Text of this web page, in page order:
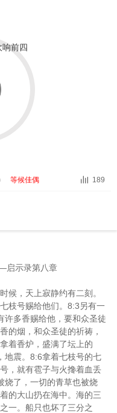
等候佳偶  189
启示录第八章
候，天上寂静约有二刻。
枝号赐给他们。 8:3 另有一
许多香赐给他，要和众圣徒
的烟，和众圣徒的祈祷，
着香炉，盛满了坛上的
震。 8:6拿着七枝号的七
，就有雹子与火搀着血丢
烧了，一切的青草也被烧
的大山扔在海中。海的三
一。船只也坏了三分之